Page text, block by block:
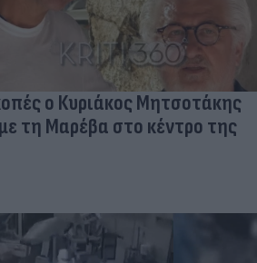
ο Κυριάκος Μητσοτάκης
τη Μαρέβα στο κέντρο της